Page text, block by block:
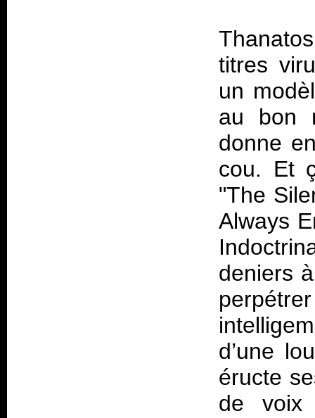
titres
un
au bon
donne
cou. Et
"The
Always
deniers
d’une
éructe
de voix